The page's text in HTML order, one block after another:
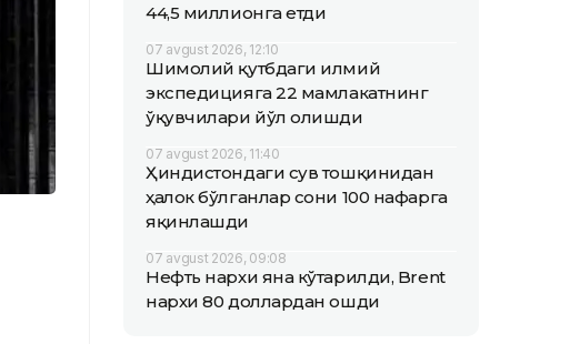
44,5 миллионга етди
07 avgust 2026, 12:10
Шимолий қутбдаги илмий
экспедицияга 22 мамлакатнинг
ўқувчилари йўл олишди
07 avgust 2026, 11:40
Ҳиндистондаги сув тошқинидан
ҳалок бўлганлар сони 100 нафарга
яқинлашди
07 avgust 2026, 09:08
Нефть нархи яна кўтарилди, Brent
нархи 80 доллардан ошди